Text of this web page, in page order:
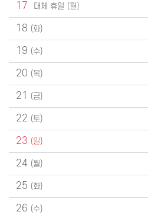
17 대체 휴일
18
19
20
21
22
23
24
25
26